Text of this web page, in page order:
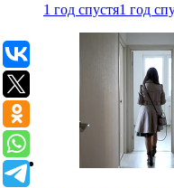
1 год спустя1 год